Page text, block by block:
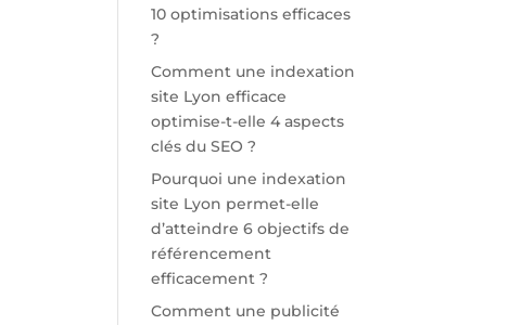
10 optimisations efficaces
?
Comment une indexation
site Lyon efficace
optimise-t-elle 4 aspects
clés du SEO ?
Pourquoi une indexation
site Lyon permet-elle
d’atteindre 6 objectifs de
référencement
efficacement ?
Comment une publicité